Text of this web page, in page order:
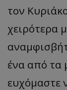
τον
χειρότερα
ένα από τα
ευχόμαστε